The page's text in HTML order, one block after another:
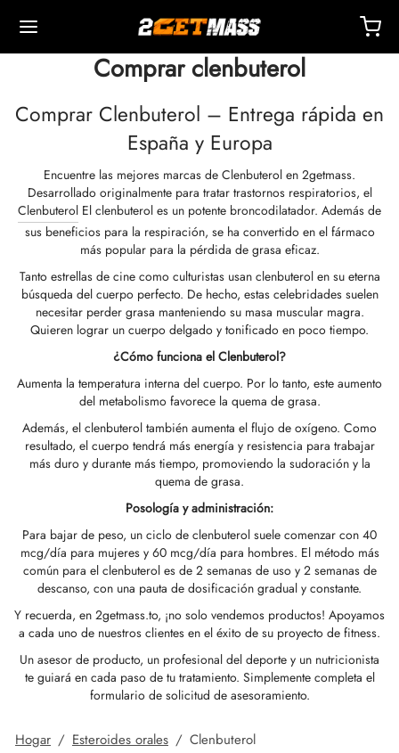
Comprar clenbuterol
Comprar Clenbuterol – Entrega rápida en
España y Europa
Encuentre las mejores marcas de Clenbuterol en 2getmass.
Desarrollado originalmente para tratar trastornos respiratorios, el
Clenbuterol El clenbuterol es un potente broncodilatador. Además de
sus beneficios para la respiración, se ha convertido en el fármaco
más popular para la pérdida de grasa eficaz.
Tanto estrellas de cine como culturistas usan clenbuterol en su eterna
búsqueda del cuerpo perfecto. De hecho, estas celebridades suelen
necesitar perder grasa manteniendo su masa muscular magra.
Quieren lograr un cuerpo delgado y tonificado en poco tiempo.
¿Cómo funciona el Clenbuterol?
Aumenta la temperatura interna del cuerpo. Por lo tanto, este aumento
del metabolismo favorece la quema de grasa.
Además, el clenbuterol también aumenta el flujo de oxígeno. Como
resultado, el cuerpo tendrá más energía y resistencia para trabajar
más duro y durante más tiempo, promoviendo la sudoración y la
quema de grasa.
Posología y administración:
Para bajar de peso, un ciclo de clenbuterol suele comenzar con 40
mcg/día para mujeres y 60 mcg/día para hombres. El método más
común para el clenbuterol es de 2 semanas de uso y 2 semanas de
descanso, con una pauta de dosificación gradual y constante.
Y recuerda, en 2getmass.to, ¡no solo vendemos productos! Apoyamos
a cada uno de nuestros clientes en el éxito de su proyecto de fitness.
Un asesor de producto, un profesional del deporte y un nutricionista
te guiará en cada paso de tu tratamiento. Simplemente completa el
formulario de solicitud de asesoramiento.
Hogar / Esteroides orales / Clenbuterol
Back
🇪🇺
Entrega Y Venta Minorista Por Almacén
🇪🇺
INT. 🌍
🇪🇺 🌍
UE 🇪🇺
PHARMA 🇪🇺
/ SOMATROP 🇪🇺
Back
Unidos 🇺🇸
Entrega Y Venta Minorista Por Almacén
🇺🇸
USA 🇺🇸
USA 🇺🇸
/ PHARMACOM INT. 🌍
SHREE/ POWERBOLIC – Asia 🇺🇸
Back
🌍
Entrega Y Venta Minorista Por Almacén
INT. 🌍
🇪🇺 🌍
SHREE/ POWERBOLIC – Asia 🇺🇸
PHARMA 🇪🇺🌍
/ PHARMACOM INT. 🌍
Back
De 1-Testosterona (DHB)
De Anadrol (oximetolona)
(Equipoise)
Durabolin (decanoato De Nandrolona)
Inyectable (metandienona)
De Esteroides (inyección)
De Masteron (Drostanolona)
De Nandrolona (NPP)
Inyectable (metenolona)
Back
De Masteron (Drostanolona)
De Masteron (drostanolona)
De Masteron (Drostanolona)
Back
De Trembolona
De Trembolona
De Trembolona
(trembolona Hexa)
Back
Testosterona (suspensión)
De Testosterona
De Testosterona
De Testosterona
Oral
De Testosterona
De Testosterona
Sustanon
De Testosterona
Back
(oximetolona) Oral
(oxandrolona)
Oral (metandienona)
(fluoximesterona)
De Esteroides (oral)
(oral)
Back
/ T6
T4
T3 / T4
Back
(anastrozol)
(clomifeno)
(Aromasin)
Gonadotropina
(tamoxifeno)
(Mesterolona)
Del Hígado
Back
De Inyección
Sanguínea Por EPO
(hormonas De Crecimiento Humano)
I
De Peso
Sexuales
Back
De Inyección
Para Inyección Intramuscular
Para Inyección Subcutánea
Bacteriostática
Back
I
De HGH
Back
II
GRF 1-29
C
(Ozempic)
Back
De Peso
(sibutramina)
T4
(Ozempic)
(Mounjaro)
Back
– Cardarine
Ligandrol
– Ostarina
– Ibutamoren
Mastorin
– Stenabolic
Back
Antienvejecimiento
De Resistencia
De Fuerza
Para Bajar De Peso
De Ganancia De Masa
De Ganancia De Masa Magra
De Mujeres
Back
De Soporte
– Preguntas Frecuentes
Informativo
Recibido
Del Paquete
Back
De Pago
Un Descuento
Mi Pedido
Mi Pago
Bancaria